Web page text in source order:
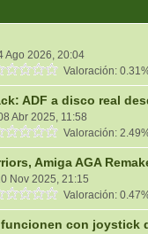
Ago 2026, 20:04
Valoración:
ADF a disco real
Abr 2025, 11:58
Valoración:
Amiga AGA
Nov 2025, 21:15
Valoración:
con joystick